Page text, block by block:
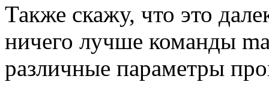
Также скажу, что это
ничего лучше команды
различные параметры